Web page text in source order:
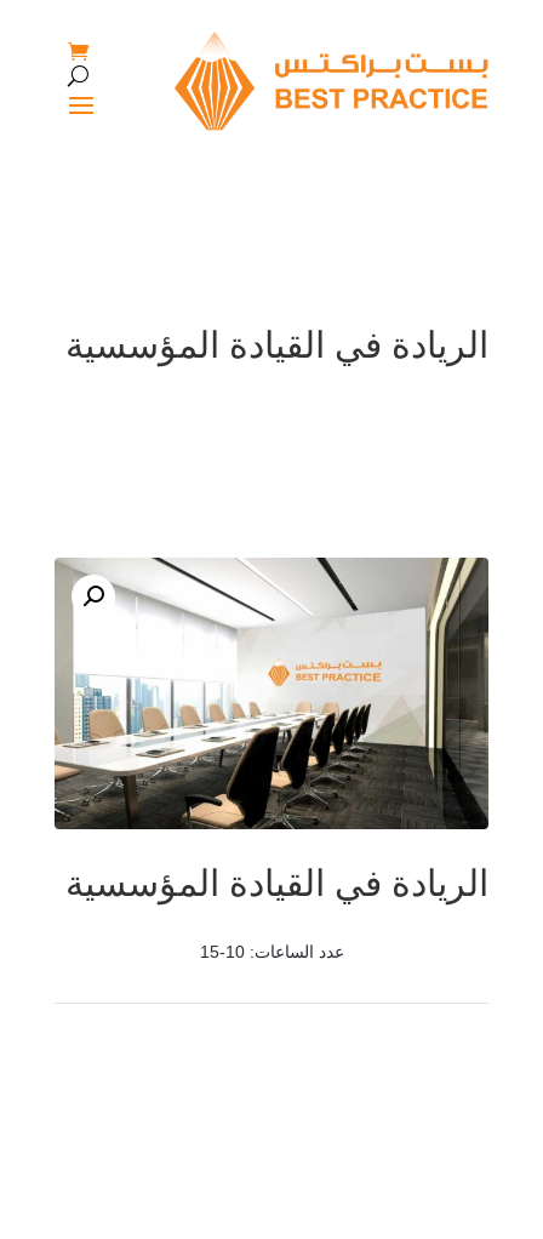
الريادة في القيادة المؤسسية
الريادة في القيادة المؤسسية
عدد الساعات: 10-15